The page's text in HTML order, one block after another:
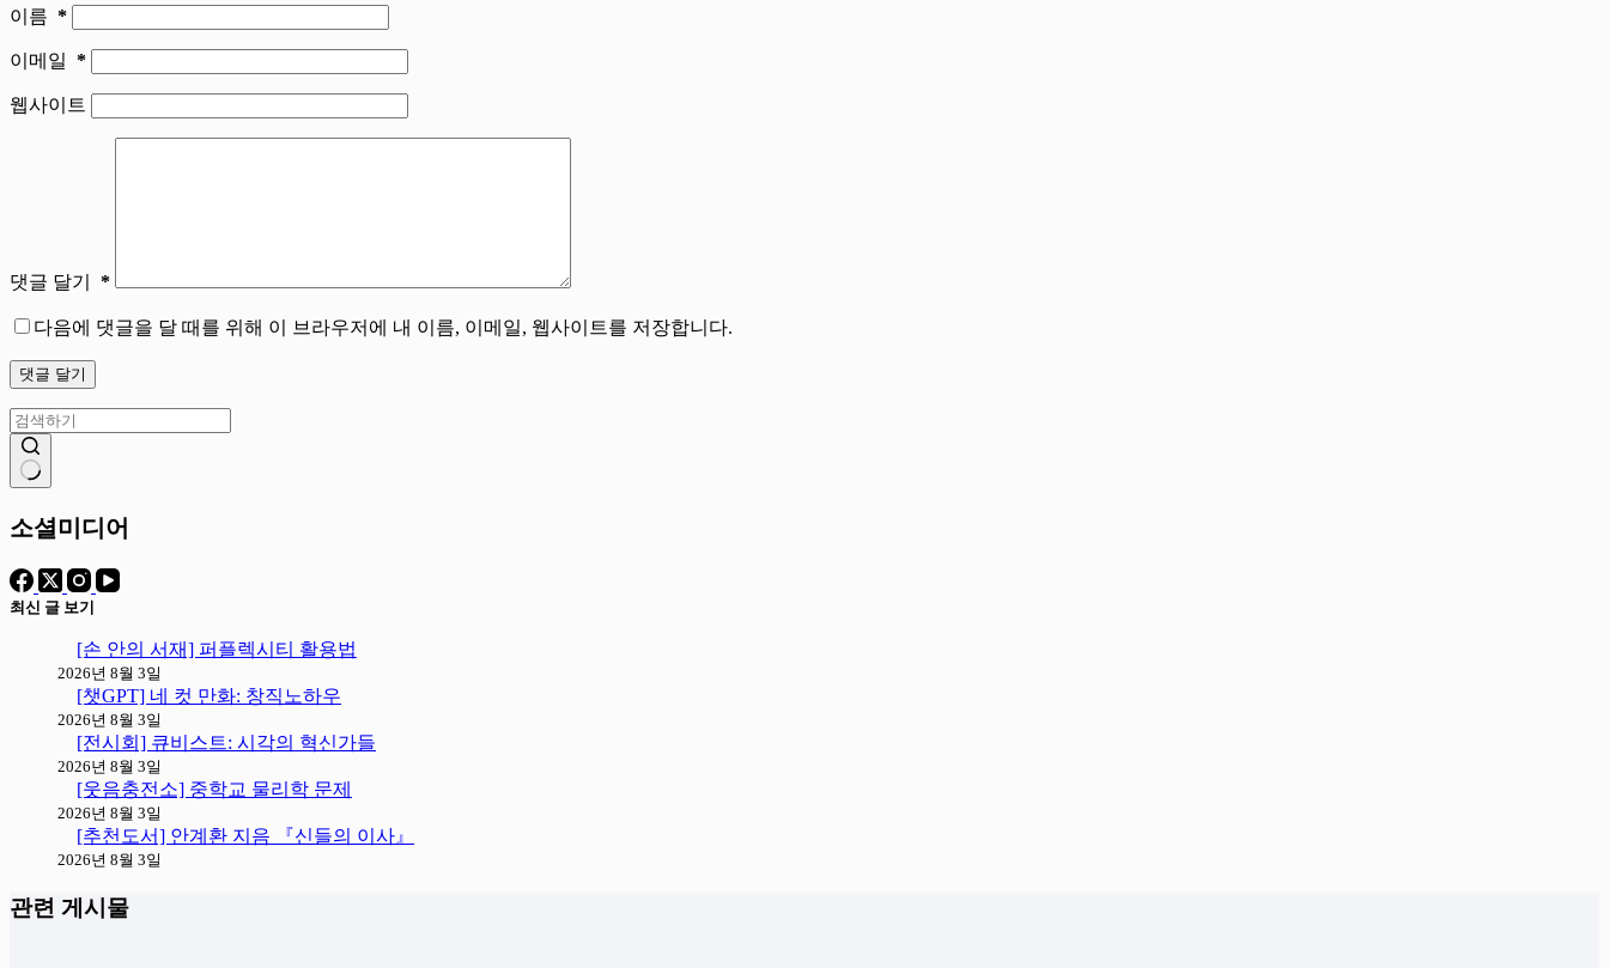
이름 *
이메일 *
웹사이트
댓글 달기 *
다음에 댓글을 달 때를 위해 이 브라우저에 내 이름, 이메일, 웹사이트를 저장합니다.
댓글 달기
과
음
소셜미디어
최신 글 보기
[손 안의 서재] 퍼플렉시티 활용법
2026년 8월 3일
[챗GPT] 네 컷 만화: 창직노하우
2026년 8월 3일
[전시회] 큐비스트: 시각의 혁신가들
2026년 8월 3일
[웃음충전소] 중학교 물리학 문제
2026년 8월 3일
[추천도서] 안계환 지음 『신들의 이사』
2026년 8월 3일
관련 게시물